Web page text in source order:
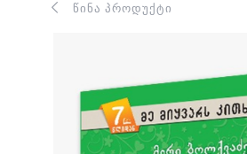
ᲬᲘᲜᲐ ᲞᲠᲝᲓᲣᲥᲢᲘ